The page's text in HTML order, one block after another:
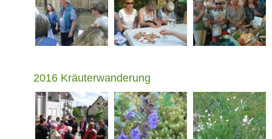
2016 Kräuterwanderung